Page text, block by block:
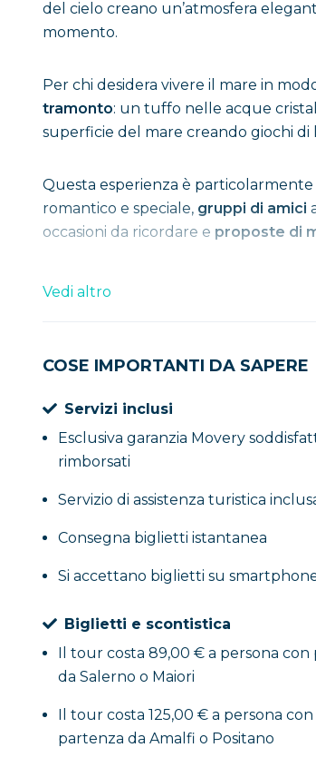
del cielo creano un’atmosfera
momento.
Per chi desidera vivere il mare in
tramonto: un tuffo nelle acque
superficie del mare creando giochi di
Questa esperienza è
romantico e speciale, gruppi di amici
occasioni da ricordare e proposte di
Con una durata di circa due ore, il
Vedi altro
COSE IMPORTANTI DA SAPERE
Servizi inclusi
Esclusiva garanzia Movery
rimborsati
Servizio di assistenza turistica
Consegna biglietti istantanea
Si accettano biglietti su
Biglietti e scontistica
Il tour costa 89,00 € a persona con
da Salerno o Maiori
Il tour costa 125,00 € a persona con
partenza da Amalfi o Positano